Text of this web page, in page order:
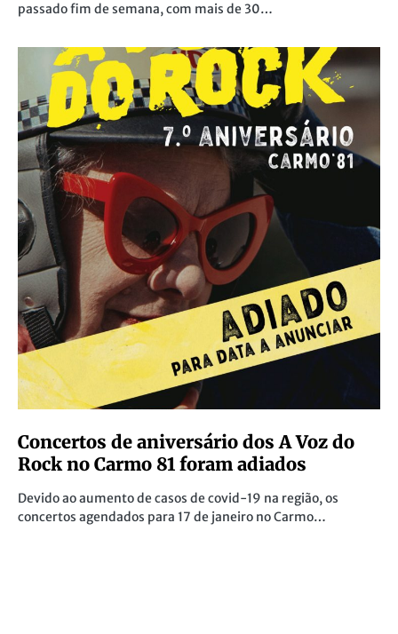
passado fim de semana, com mais de 30…
Concertos de aniversário dos A Voz do
Rock no Carmo 81 foram adiados
Devido ao aumento de casos de covid-19 na região, os
concertos agendados para 17 de janeiro no Carmo…